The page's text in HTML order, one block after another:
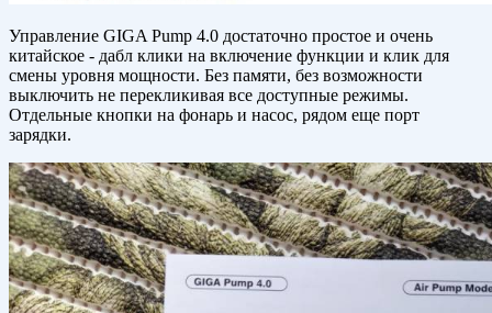
Управление GIGA Pump 4.0 достаточно простое и очень
китайское - дабл клики на включение функции и клик для
смены уровня мощности. Без памяти, без возможности
выключить не перекликивая все доступные режимы.
Отдельные кнопки на фонарь и насос, рядом еще порт
зарядки.